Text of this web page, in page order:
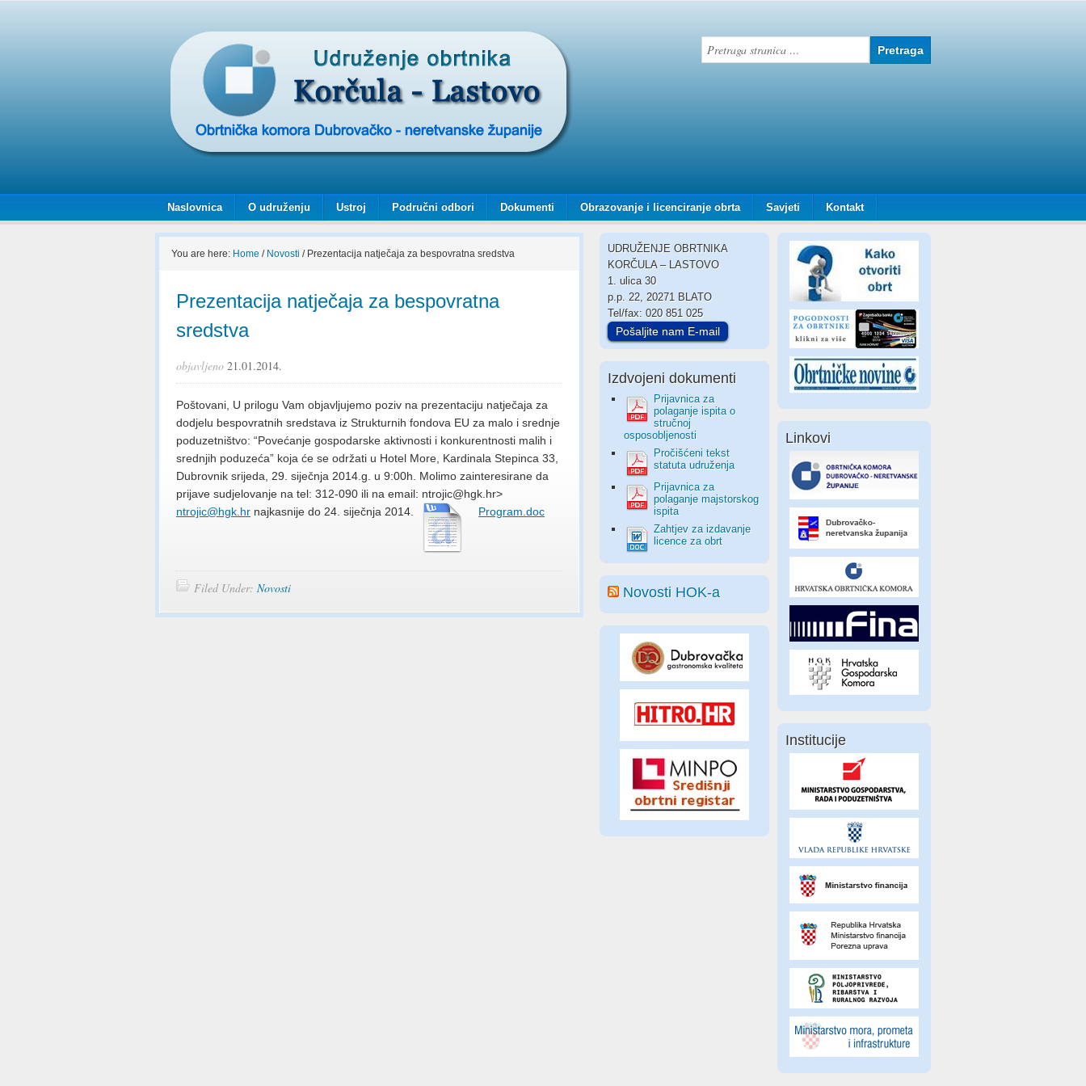
Naslovnica O udruženju Ustroj Područni odbori Dokumenti Obrazovanje i licenciranje obrta Savjeti Kontakt
You are here: Home / Novosti /Prezentacija natječaja za bespovratna sredstva
Prezentacija natječaja za bespovratna
sredstva
objavljeno 21.01.2014.
Poštovani, U prilogu Vam objavljujemo poziv na prezentaciju natječaja za
dodjelu bespovratnih sredstava iz Strukturnih fondova EU za malo i srednje
poduzetništvo: “Povećanje gospodarske aktivnosti i konkurentnosti malih i
srednjih poduzeća” koja će se održati u Hotel More, Kardinala Stepinca 33,
Dubrovnik srijeda, 29. siječnja 2014.g. u 9:00h. Molimo zainteresirane da
prijave sudjelovanje na tel: 312-090 ili na email: ntrojic@hgk.hr>
ntrojic@hgk.hr najkasnije do 24. siječnja 2014. Program.doc
Filed Under: Novosti
UDRUŽENJE OBRTNIKA
KORČULA – LASTOVO
1. ulica 30
p.p. 22, 20271 BLATO
Tel/fax: 020 851 025
Pošaljite nam E-mail
Izdvojeni dokumenti
Prijavnica za
polaganje ispita o
stručnoj
osposobljenosti
Pročišćeni tekst
statuta udruženja
Prijavnica za
polaganje majstorskog
ispita
Zahtjev za izdavanje
licence za obrt
Novosti HOK-a
Linkovi
Institucije